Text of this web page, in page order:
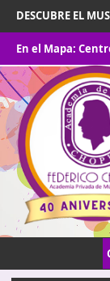
DESCUBRE EL
En el Mapa: